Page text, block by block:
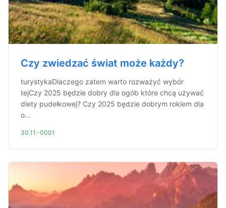
Czy zwiedzać świat może każdy?
turystykaDlaczego zatem warto rozważyć wybór
tejCzy 2025 będzie dobry dla ogób które chcą używać
diety pudełkowej? Czy 2025 będzie dobrym rokiem dla
o...
30.11.-0001